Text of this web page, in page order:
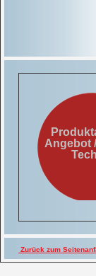
Angebot
Zurück zum